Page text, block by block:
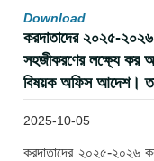
Download
করদাতাদের ২০২৫-২০২৬
সহজীকরণের লক্ষ্যে কর
বিষয়ক অফিস আদেশ।
2025-10-05
করদাতাদের ২০২৫-২০২৬